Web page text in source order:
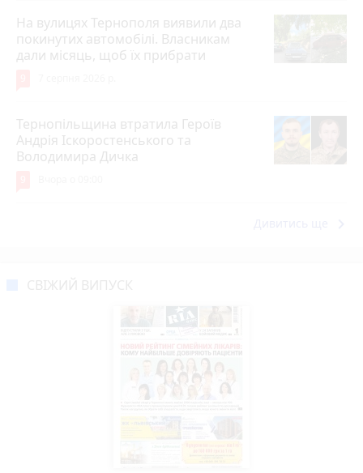
На вулицях Тернополя виявили два
покинутих автомобілі. Власникам
дали місяць, щоб їх прибрати
Тернопільщина втратила Героїв
Андрія Іскоростенського та
Володимира Дичка